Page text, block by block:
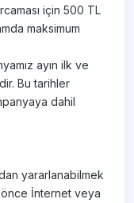
için 500 TL
maksimum
ayın ilk ve
Bu tarihler
dahil
yararlanabilmek
önce İnternet veya